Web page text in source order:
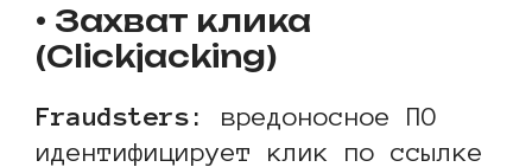
• Захват клика
(Clickjacking)
Fraudsters :
вредоносное ПО
идентифицирует клик по ссылке